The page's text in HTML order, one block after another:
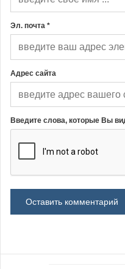
Эл. почта *
Адрес сайта
Введите слова, которые Вы